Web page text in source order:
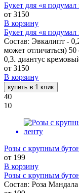
Букет для «я
от 3150
В корзину
Букет для «я
Состав: Эвкалипт -
может отличаться)
0,3. диантус
от 3150
В корзину
купить в 1 клик
40
10
Розы с крупным
от 199
В корзину
Розы с крупным
Состав: Роза